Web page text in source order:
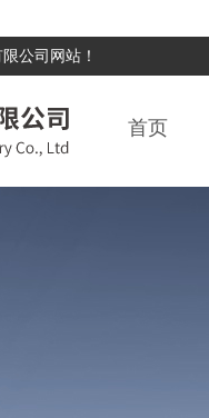
公司网站！
首页